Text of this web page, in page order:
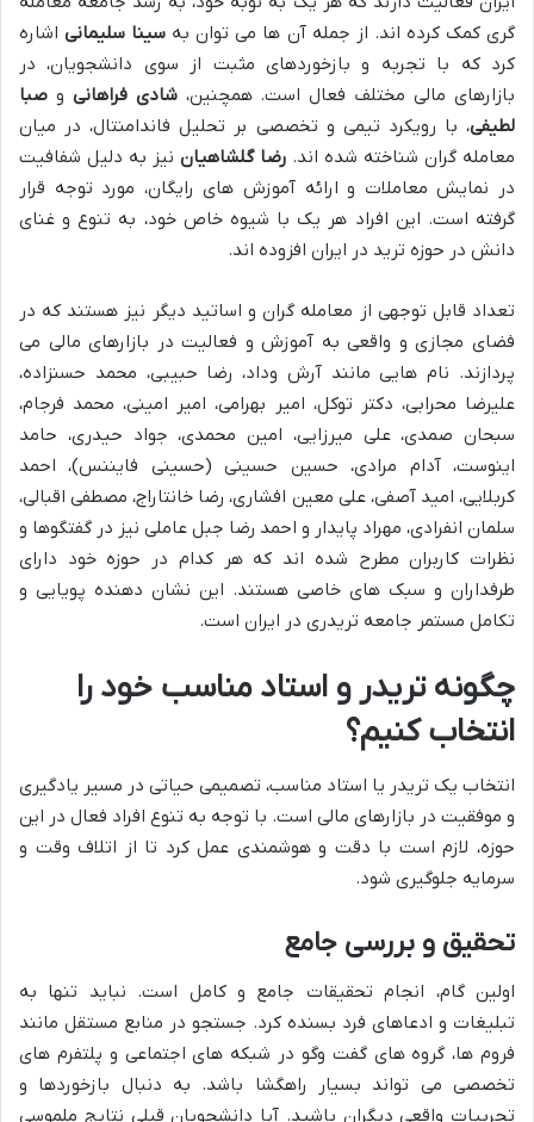
گری کمک کرده اند. از جمله آن ها می توان به سینا سلیمانیاشاره
کرد که با تجربه و بازخوردهای مثبت از سوی دانشجویان، در
بازارهای مالی مختلف فعال است. همچنین،شادی فراهانی و صبا
لطیفی، با رویکرد تیمی و تخصصی بر تحلیل فاندامنتال، در میان
معامله گران شناخته شده اند. رضا گلشاهیان نیز به دلیل شفافیت
در نمایش معاملات و ارائه آموزش های رایگان، مورد توجه قرار
گرفته است. این افراد هر یک با شیوه خاص خود، به تنوع و غنای
دانش در حوزه ترید در ایران افزوده اند.
تعداد قابل توجهی از معامله گران و اساتید دیگر نیز هستند که در
فضای مجازی و واقعی به آموزش و فعالیت در بازارهای مالی می
پردازند. نام هایی مانند آرش وداد، رضا حبیبی، محمد حسنزاده،
علیرضا محرابی، دکتر توکل، امیر بهرامی، امیر امینی، محمد فرجام،
سبحان صمدی، علی میرزایی، امین محمدی، جواد حیدری، حامد
اینوست، آدام مرادی، حسین حسینی (حسینی فایننس)، احمد
کربلایی، امید آصفی، علی معین افشاری، رضا خانتاراج، مصطفی اقبالی،
سلمان انفرادی، مهراد پایدار و احمد رضا جبل عاملی نیز در گفتگوها و
نظرات کاربران مطرح شده اند که هر کدام در حوزه خود دارای
طرفداران و سبک های خاصی هستند. این نشان دهنده پویایی و
تکامل مستمر جامعه تریدری در ایران است.
چگونه تریدر و استاد مناسب خود را
انتخاب کنیم؟
انتخاب یک تریدر یا استاد مناسب، تصمیمی حیاتی در مسیر یادگیری
و موفقیت در بازارهای مالی است. با توجه به تنوع افراد فعال در این
حوزه، لازم است با دقت و هوشمندی عمل کرد تا از اتلاف وقت و
سرمایه جلوگیری شود.
تحقیق و بررسی جامع
اولین گام، انجام تحقیقات جامع و کامل است. نباید تنها به
تبلیغات و ادعاهای فرد بسنده کرد. جستجو در منابع مستقل مانند
فروم ها، گروه های گفت وگو در شبکه های اجتماعی و پلتفرم های
تخصصی می تواند بسیار راهگشا باشد. به دنبال بازخوردها و
تجربیات واقعی دیگران باشید. آیا دانشجویان قبلی نتایج ملموسی